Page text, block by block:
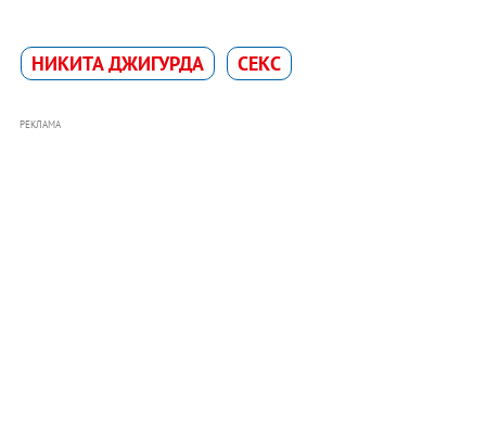
НИКИТА ДЖИГУРДА СЕКС
РЕКЛАМА